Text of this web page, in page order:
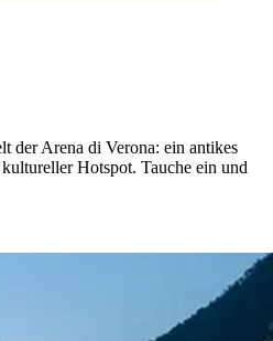
der Arena di Verona: ein antikes
Hotspot. Tauche ein und